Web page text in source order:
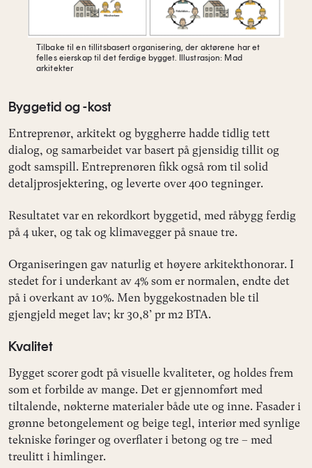
Tilbake til en tillitsbasert organisering, der aktørene har et
felles eierskap til det ferdige bygget. Illustrasjon: Mad
arkitekter
Byggetid og -kost
Entreprenør, arkitekt og byggherre hadde tidlig tett
dialog, og samarbeidet var basert på gjensidig tillit og
godt samspill. Entreprenøren fikk også rom til solid
detaljprosjektering, og leverte over 400 tegninger.
Resultatet var en rekordkort byggetid, med råbygg ferdig
på 4 uker, og tak og klimavegger på snaue tre.
Organiseringen gav naturlig et høyere arkitekthonorar. I
stedet for i underkant av 4% som er normalen, endte det
på i overkant av 10%. Men byggekostnaden ble til
gjengjeld meget lav; kr 30,8’ pr m2 BTA.
Kvalitet
Bygget scorer godt på visuelle kvaliteter, og holdes frem
som et forbilde av mange. Det er gjennomført med
tiltalende, nøkterne materialer både ute og inne. Fasader i
grønne betongelement og beige tegl, interiør med synlige
tekniske føringer og overflater i betong og tre – med
treulitt i himlinger.